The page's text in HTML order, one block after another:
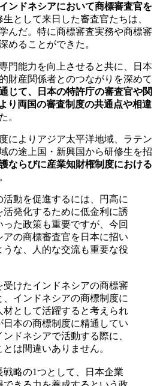
インドネシアにおいて商標審査官を
として来日した審査官たちは、
んだ。特に商標審査実務や商標審
めることができた。
門能力を向上させると共に、日本
財産関係者とのつながりを深めて
じて、日本の特許庁の審査官や関
り両国の審査制度の共通点や相違
。
によりアジア太平洋地域、ラテン
の途上国・新興国から研修生を招
ならびに産業知財権制度における
活動を促進するには、円高に
発化するために低金利に誘
た政策も重要ですが、今回
の商標審査官を日本に招い
な、人的な交流も重要な役
けたインドネシアの商標審
インドネシアの商標制度に
材として活躍すると考えられ
日本の商標制度に精通してい
ドネシアで活動する際に、
は間違いありません。
略の1つとして、日本企業